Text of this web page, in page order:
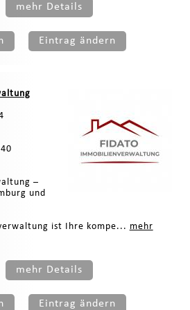
mehr Details
Eintrag ändern
–
und
ist Ihre kompe... mehr
mehr Details
Eintrag ändern